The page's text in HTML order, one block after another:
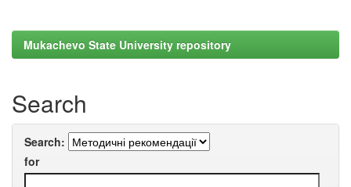
Mukachevo State University repository
Search
Search:
for